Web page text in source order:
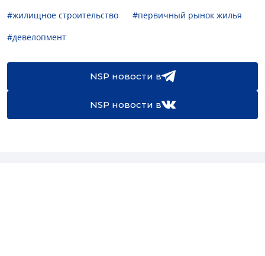
#жилищное строительство
#первичный рынок жилья
#девелопмент
NSP новости в
NSP новости в